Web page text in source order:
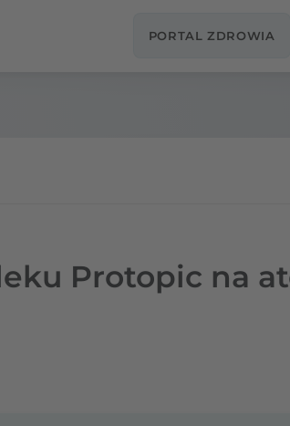
PORTAL ZDROWIA
Protopic na